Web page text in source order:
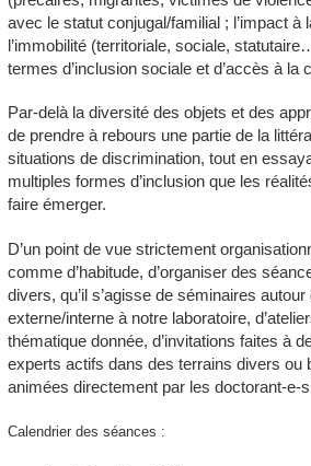
avec le statut conjugal/familial ; l’impact à
l’immobilité (territoriale, sociale,
termes d’inclusion sociale et d’accès à la
Par-delà la diversité des objets et des
de prendre à rebours une partie de la
situations de discrimination, tout en
multiples formes d’inclusion que les
faire émerger.
D’un point de vue strictement
comme d’habitude, d’organiser des
divers, qu’il s’agisse de séminaires autour
externe/interne à notre laboratoire,
thématique donnée, d’invitations faites à
experts actifs dans des terrains divers ou
animées directement par les doctorant-e-
Calendrier des séances :